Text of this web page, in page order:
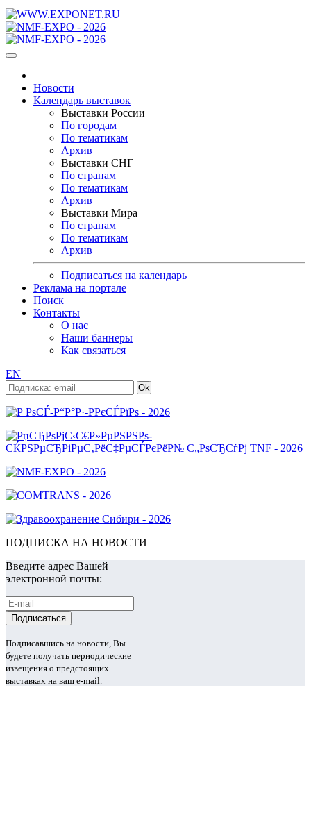
Новости
Календарь выставок
Выставки России
По городам
По тематикам
Архив
Выставки СНГ
По странам
По тематикам
Архив
Выставки Мира
По странам
По тематикам
Архив
Подписаться на календарь
Реклама на портале
Поиск
Контакты
О нас
Наши баннеры
Как связаться
EN
ПОДПИСКА НА НОВОСТИ
Введите адрес Вашей
электронной почты:
Подписавшись на новости, Вы
будете получать периодические
извещения о предстоящих
выставках на ваш e-mail.